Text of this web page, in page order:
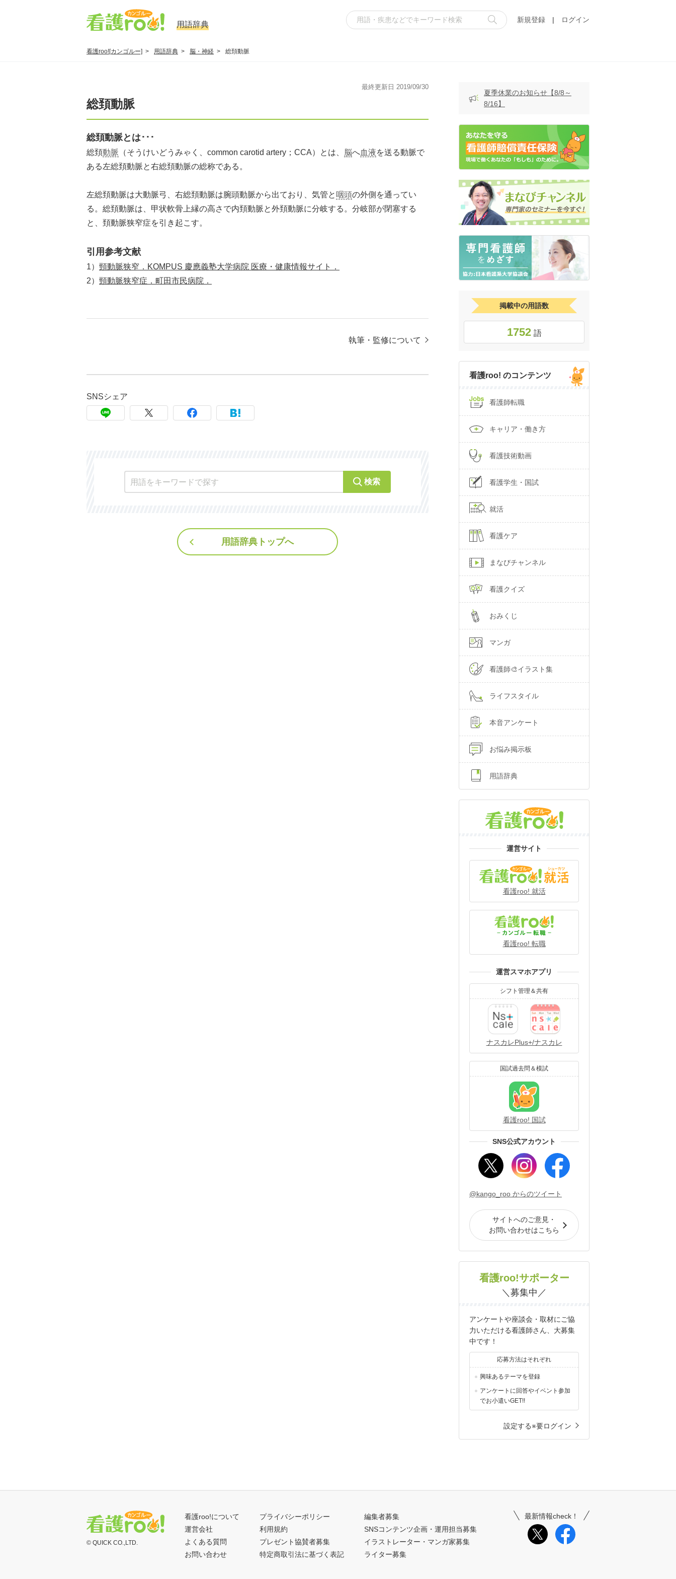
用語辞典
新規登録 | ログイン
看護roo![カンゴルー] 用語辞典 脳・神経 総頚動脈
最終更新日 2019/09/30
総頚動脈
総頚動脈とは･･･
総頚動脈 （そうけいどうみゃく、common carotid artery；CCA）とは、 脳へ血液を送る動脈で
ある左総頚動脈と右総頚動脈の総称である。
左総頚動脈は大動脈弓、右総頚動脈は腕頭動脈から出ており、気管と 咽頭の外側を通ってい
る。総頚動脈は、甲状軟骨上縁の高さで内頚動脈と外頚動脈に分岐する。分岐部が閉塞する
と、頚動脈狭窄症を引き起こす。
引用参考文献
1） 頸動脈狭窄．KOMPUS 慶應義塾大学病院 医療・健康情報サイト．
2） 頸動脈狭窄症．町田市民病院．
執筆・監修について
SNSシェア
検索
用語辞典トップへ
夏季休業のお知らせ【8/8～
8/16】
掲載中の用語数
1752 語
看護roo! のコンテンツ
看護師転職
キャリア・働き方
看護技術動画
看護学生・国試
就活
看護ケア
まなびチャンネル
看護クイズ
おみくじ
マンガ
看護師🎨イラスト集
ライフスタイル
本音アンケート
お悩み掲示板
用語辞典
運営サイト
看護roo! 就活
看護roo! 転職
運営スマホアプリ
シフト管理＆共有
ナスカレPlus+/ナスカレ
国試過去問＆模試
看護roo! 国試
SNS公式アカウント
@kango_roo からのツイート
サイトへのご意見・
お問い合わせはこちら
看護roo!サポーター
＼募集中／
アンケートや座談会・取材にご協
力いただける看護師さん、大募集
中です！
応募方法はそれぞれ
興味あるテーマを登録
アンケートに回答やイベント参加
でお小遣いGET!!
設定する※要ログイン
© QUICK CO.,LTD.
看護roo!について
運営会社
よくある質問
お問い合わせ
プライバシーポリシー
利用規約
プレゼント協賛者募集
特定商取引法に基づく表記
編集者募集
SNSコンテンツ企画・運用担当募集
イラストレーター・マンガ家募集
ライター募集
最新情報check！